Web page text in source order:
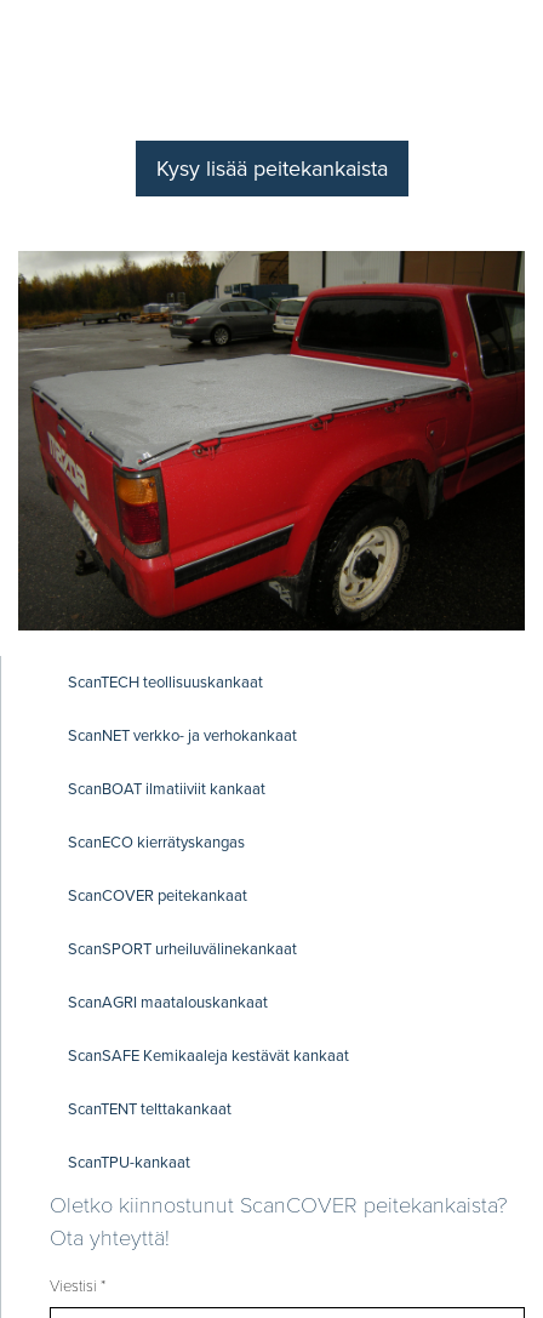
Kysy lisää peitekankaista
ScanTECH teollisuuskankaat
ScanNET verkko- ja verhokankaat
ScanBOAT ilmatiiviit kankaat
ScanECO kierrätyskangas
ScanCOVER peitekankaat
ScanSPORT urheiluvälinekankaat
ScanAGRI maatalouskankaat
ScanSAFE Kemikaaleja kestävät kankaat
ScanTENT telttakankaat
ScanTPU-kankaat
Oletko kiinnostunut ScanCOVER peitekankaista?
Ota yhteyttä!
Viestisi *